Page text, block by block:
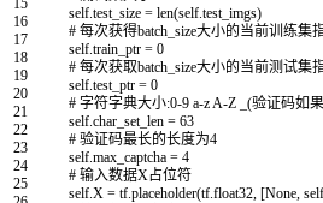
15
16
17
18
19
20
21
22
23
24
25
self.test_size = len(self.test_imgs)
# 每次获得batch_size大小的当前训练集
self.train_ptr = 0
# 每次获取batch_size大小的当前测试集
self.test_ptr = 0
# 字符字典大小:0-9 a-z A-Z _(验证码如
self.char_set_len = 63
# 验证码最长的长度为4
self.max_captcha = 4
# 输入数据X占位符
self.X = tf.placeholder(tf.float32, [None, self